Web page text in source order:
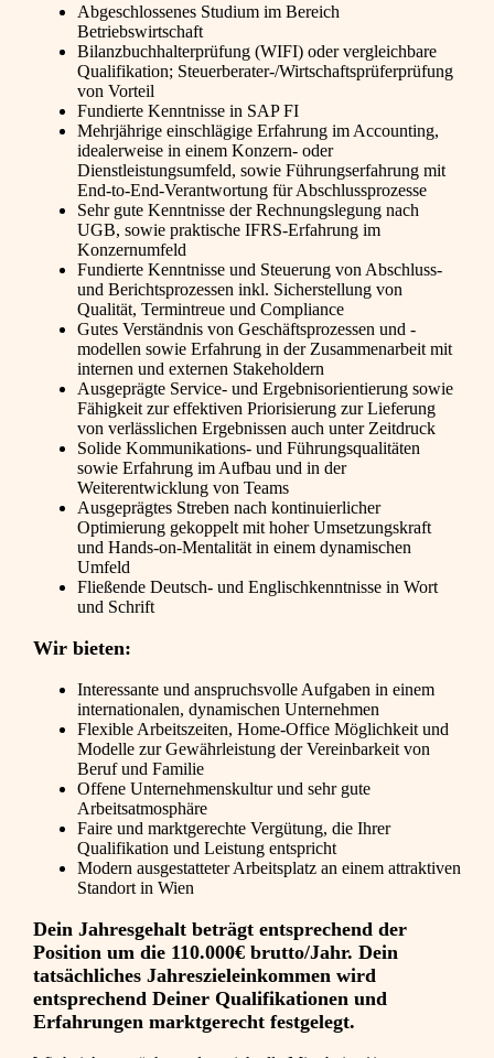
Abgeschlossenes Studium im Bereich
Betriebswirtschaft
Bilanzbuchhalterprüfung (WIFI) oder vergleichbare
Qualifikation; Steuerberater-/Wirtschaftsprüferprüfung
von Vorteil
Fundierte Kenntnisse in SAP FI
Mehrjährige einschlägige Erfahrung im Accounting,
idealerweise in einem Konzern- oder
Dienstleistungsumfeld, sowie Führungserfahrung mit
End-to-End-Verantwortung für Abschlussprozesse
Sehr gute Kenntnisse der Rechnungslegung nach
UGB, sowie praktische IFRS-Erfahrung im
Konzernumfeld
Fundierte Kenntnisse und Steuerung von Abschluss-
und Berichtsprozessen inkl. Sicherstellung von
Qualität, Termintreue und Compliance
Gutes Verständnis von Geschäftsprozessen und -
modellen sowie Erfahrung in der Zusammenarbeit mit
internen und externen Stakeholdern
Ausgeprägte Service- und Ergebnisorientierung sowie
Fähigkeit zur effektiven Priorisierung zur Lieferung
von verlässlichen Ergebnissen auch unter Zeitdruck
Solide Kommunikations- und Führungsqualitäten
sowie Erfahrung im Aufbau und in der
Weiterentwicklung von Teams
Ausgeprägtes Streben nach kontinuierlicher
Optimierung gekoppelt mit hoher Umsetzungskraft
und Hands-on-Mentalität in einem dynamischen
Umfeld
Fließende Deutsch- und Englischkenntnisse in Wort
und Schrift
Wir bieten:
Interessante und anspruchsvolle Aufgaben in einem
internationalen, dynamischen Unternehmen
Flexible Arbeitszeiten, Home-Office Möglichkeit und
Modelle zur Gewährleistung der Vereinbarkeit von
Beruf und Familie
Offene Unternehmenskultur und sehr gute
Arbeitsatmosphäre
Faire und marktgerechte Vergütung, die Ihrer
Qualifikation und Leistung entspricht
Modern ausgestatteter Arbeitsplatz an einem attraktiven
Standort in Wien
Dein Jahresgehalt beträgt entsprechend der
Position um die 110.000€ brutto/Jahr. Dein
tatsächliches Jahreszieleinkommen wird
entsprechend Deiner Qualifikationen und
Erfahrungen marktgerecht festgelegt.